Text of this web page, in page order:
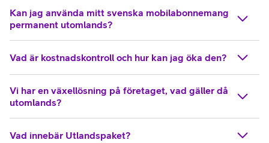
Kan jag använda mitt svenska mobilabonnemang
permanent utomlands?
Vad är kostnadskontroll och hur kan jag öka den?
Vi har en växellösning på företaget, vad gäller då
utomlands?
Vad innebär Utlandspaket?